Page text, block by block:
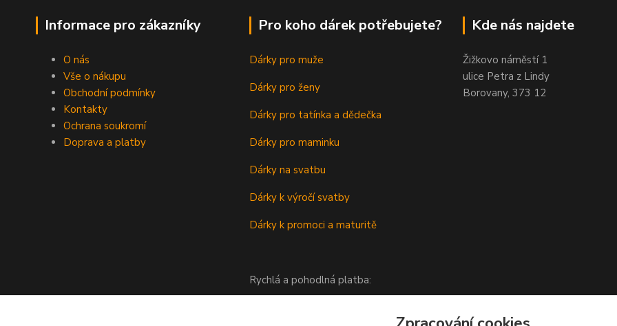
Informace pro zákazníky
O nás
Vše o nákupu
Obchodní podmínky
Kontakty
Ochrana soukromí
Doprava a platby
Pro koho dárek potřebujete?
Dárky pro muže
Dárky pro ženy
Dárky pro tatínka a dědečka
Dárky pro maminku
Dárky na svatbu
Dárky k výročí svatby
Dárky k promoci a maturitě
Rychlá a pohodlná platba:
Kde nás najdete
Žižkovo náměstí 1
ulice Petra z Lindy
Borovany, 373 12